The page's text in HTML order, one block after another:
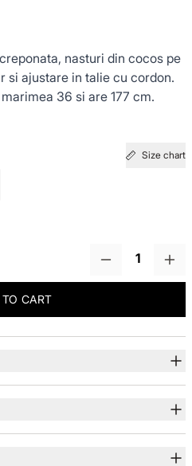
nasturi din cocos pe
si ajustare in talie cu cordon.
36 si are 177 cm.
Size chart
CART